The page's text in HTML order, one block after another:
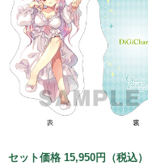
セット価格 15,950円（税込）